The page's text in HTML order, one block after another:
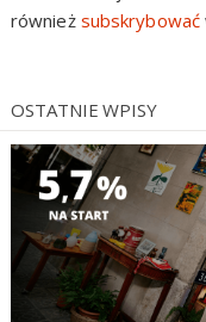
również subskrybować
OSTATNIE WPISY